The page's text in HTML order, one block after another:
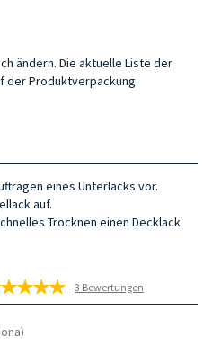
ändern. Die aktuelle Liste der
der Produktverpackung.
eines Unterlacks vor.
auf.
Trocknen einen Decklack
3 Bewertungen